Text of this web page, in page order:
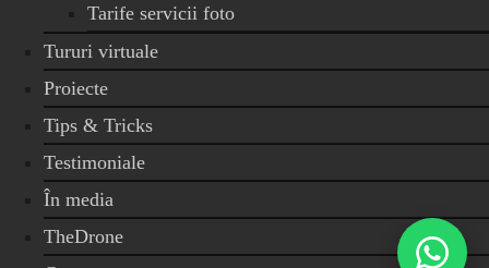
Tarife servicii foto
Tururi virtuale
Proiecte
Tips & Tricks
Testimoniale
În media
TheDrone